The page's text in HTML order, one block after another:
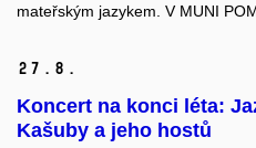
mateřským jazykem. V MUNI
27. 8.
Koncert na konci léta:
Kašuby a jeho hostů